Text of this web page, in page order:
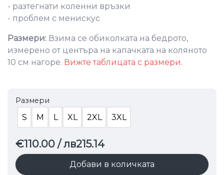
- разтегнати коленни връзки
- проблем с менискус
Размери: Взима се обиколката на бедрото,
измерено от центъра на капачката на коляното
10 см нагоре. Вижте таблицата с размери.
Размери
S M L XL 2XL 3XL
€110.00 / лв215.14
Добави в количката